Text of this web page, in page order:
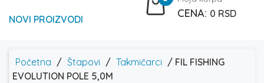
NOVI PROIZVODI
0 RSD
Početna / Štapovi / Takmičarci / FIL FISHING
EVOLUTION POLE 5,0M